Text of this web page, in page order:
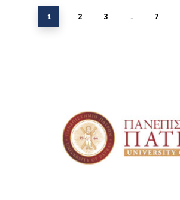
1 2 3 … 7